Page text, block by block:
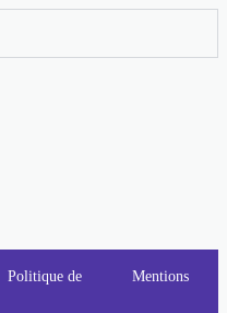
Politique de Mentions